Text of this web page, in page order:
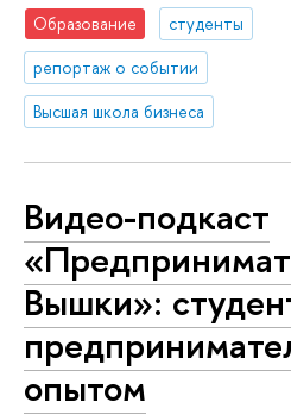
Образование
студенты
репортаж о событии
Высшая школа бизнеса
Видео-подкаст
Вышки»:
опытом